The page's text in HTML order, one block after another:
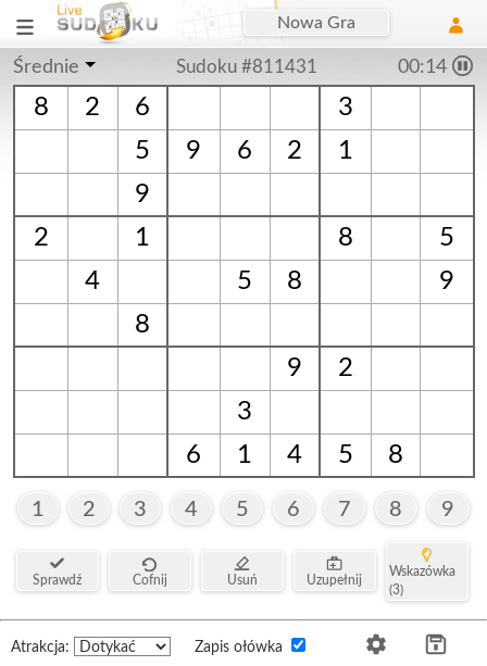
Nowa Gra
Średnie Sudoku #811431 00:14
8 2 6
3
5
9 6 2
1
9
2
1 8
5
4
5 8
9
8
9
2
3
6
1 4 5 8
1 2 3 4 5 6 7 8 9
Sprawdź Cofnij Usuń Uzupełnij
Wskazówka
(3)
Atrakcja: Zapis ołówka